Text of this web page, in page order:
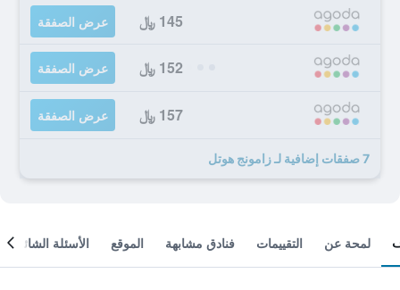
145 ﷼ عرض الصفقة
152 ﷼ عرض الصفقة
157 ﷼ عرض الصفقة
7 صفقات إضافية لـ زامونج هوتل
لمحة عن التقييمات فنادق مشابهة الموقع الأسئلة الشائعة